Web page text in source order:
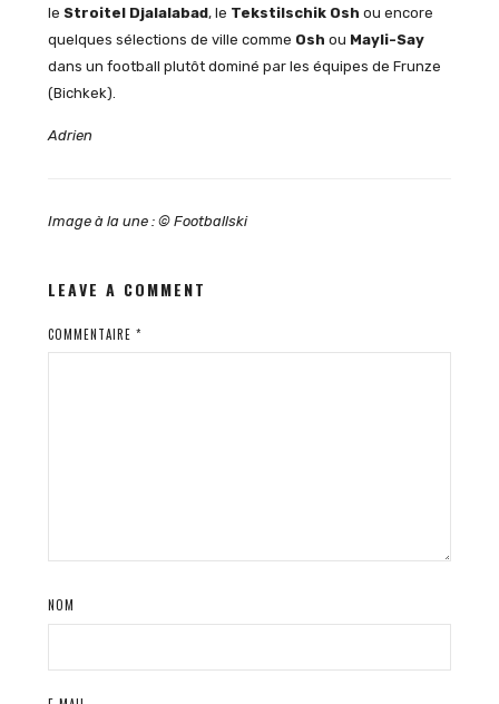
le Stroitel Djalalabad, le Tekstilschik Osh ou encore
quelques sélections de ville comme Osh ou Mayli-Say
dans un football plutôt dominé par les équipes de Frunze
(Bichkek).
Adrien
Image à la une : © Footballski
LEAVE A COMMENT
COMMENTAIRE *
NOM